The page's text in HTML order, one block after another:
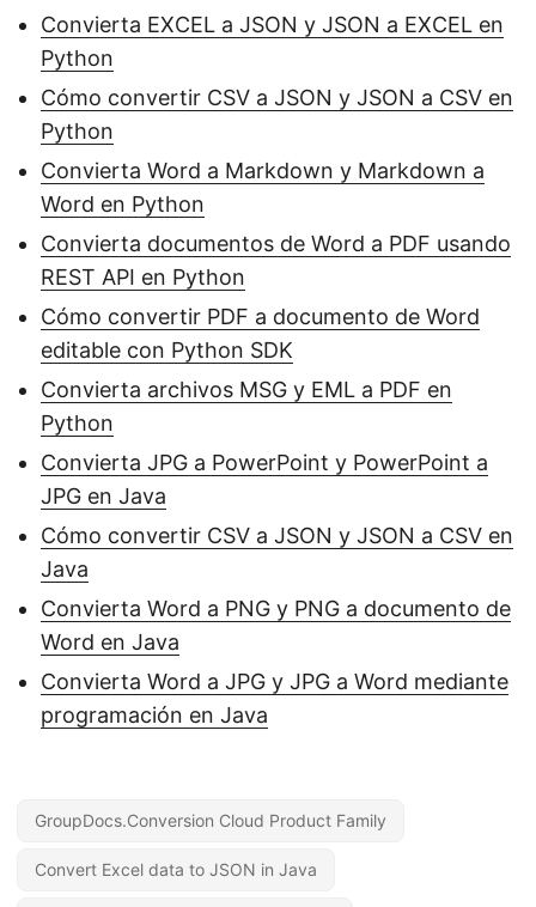
Convierta EXCEL a JSON y JSON a EXCEL en
Python
Cómo convertir CSV a JSON y JSON a CSV en
Python
Convierta Word a Markdown y Markdown a
Word en Python
Convierta documentos de Word a PDF usando
REST API en Python
Cómo convertir PDF a documento de Word
editable con Python SDK
Convierta archivos MSG y EML a PDF en
Python
Convierta JPG a PowerPoint y PowerPoint a
JPG en Java
Cómo convertir CSV a JSON y JSON a CSV en
Java
Convierta Word a PNG y PNG a documento de
Word en Java
Convierta Word a JPG y JPG a Word mediante
programación en Java
GroupDocs.Conversion Cloud Product Family
Convert Excel data to JSON in Java